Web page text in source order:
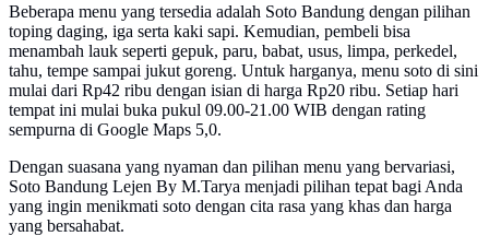
Beberapa menu yang tersedia adalah Soto Bandung dengan pilihan
toping daging, iga serta kaki sapi. Kemudian, pembeli bisa
menambah lauk seperti gepuk, paru, babat, usus, limpa, perkedel,
tahu, tempe sampai jukut goreng. Untuk harganya, menu soto di sini
mulai dari Rp42 ribu dengan isian di harga Rp20 ribu. Setiap hari
tempat ini mulai buka pukul 09.00-21.00 WIB dengan rating
sempurna di Google Maps 5,0.
Dengan suasana yang nyaman dan pilihan menu yang bervariasi,
Soto Bandung Lejen By M.Tarya menjadi pilihan tepat bagi Anda
yang ingin menikmati soto dengan cita rasa yang khas dan harga
yang bersahabat.